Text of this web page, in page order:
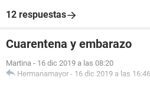
12 respuestas
Cuarentena y embarazo
Martina - 16 dic 2019 a las 08:20
Hermanamayor - 16 dic 2019 a las 16:46